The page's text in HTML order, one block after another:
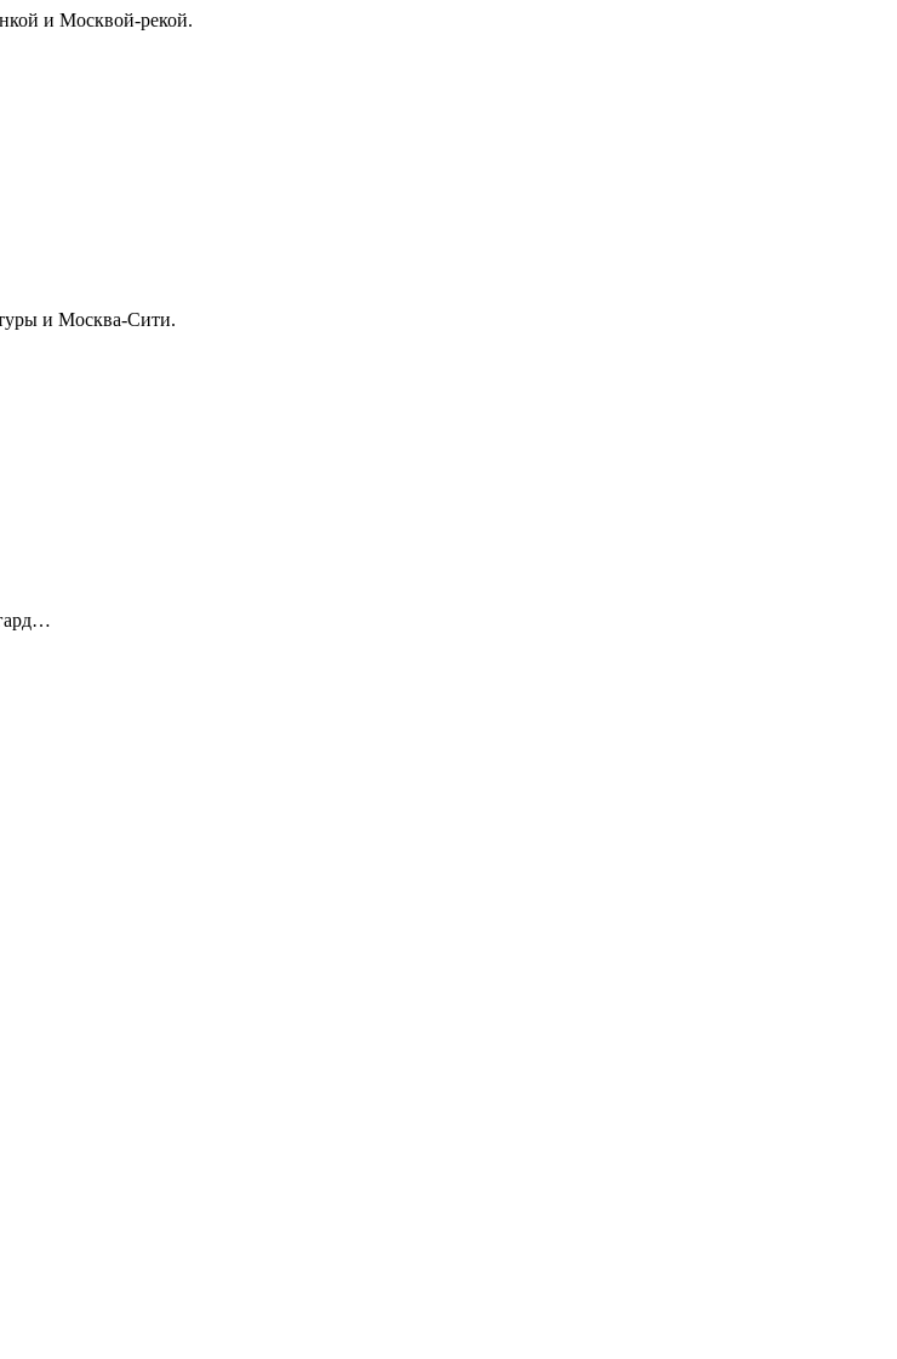
и Москвой-рекой.
и Москва-Сити.